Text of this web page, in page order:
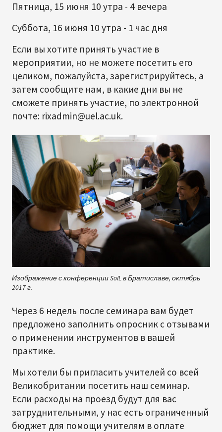
Пятница, 15 июня 10 утра - 4 вечера
Суббота, 16 июня 10 утра - 1 час дня
Если вы хотите принять участие в
мероприятии, но не можете посетить его
целиком, пожалуйста, зарегистрируйтесь, а
затем сообщите нам, в какие дни вы не
сможете принять участие, по электронной
почте: rixadmin@uel.ac.uk.
Изображение с конференции SoIL в Братиславе, октябрь
2017 г.
Через 6 недель после семинара вам будет
предложено заполнить опросник с отзывами
о применении инструментов в вашей
практике.
Мы хотели бы пригласить учителей со всей
Великобритании посетить наш семинар.
Если расходы на проезд будут для вас
затруднительными, у нас есть ограниченный
бюджет для помощи учителям в оплате